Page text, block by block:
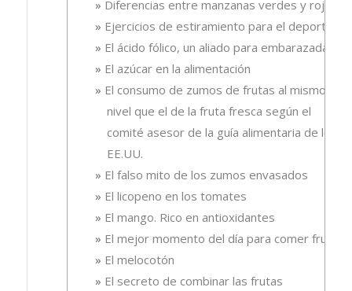
Diferencias entre manzanas verdes y rojas
Ejercicios de estiramiento para el deporte
El ácido fólico, un aliado para embarazadas.
El azúcar en la alimentación
El consumo de zumos de frutas al mismo
nivel que el de la fruta fresca según el
comité asesor de la guía alimentaria de los
EE.UU.
El falso mito de los zumos envasados
El licopeno en los tomates
El mango. Rico en antioxidantes
El mejor momento del día para comer fruta
El melocotón
El secreto de combinar las frutas